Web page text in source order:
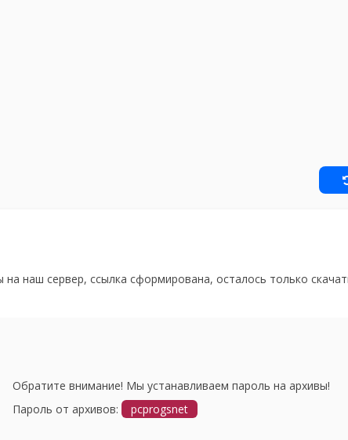
наш сервер, ссылка сформирована, осталось только
Обратите внимание! Мы устанавливаем пароль на архивы!
Пароль от архивов:
pcprogsnet